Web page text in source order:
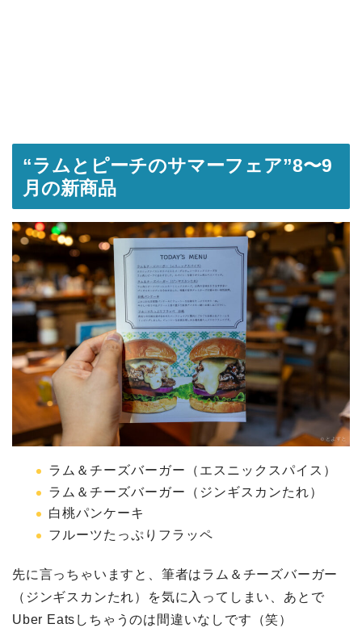
“ラムとピーチのサマーフェア”8〜9
月の新商品
ラム＆チーズバーガー（エスニックスパイス）
ラム＆チーズバーガー（ジンギスカンたれ）
白桃パンケーキ
フルーツたっぷりフラッペ
先に言っちゃいますと、筆者はラム＆チーズバーガー
（ジンギスカンたれ）を気に入ってしまい、あとで
Uber Eatsしちゃうのは間違いなしです（笑）